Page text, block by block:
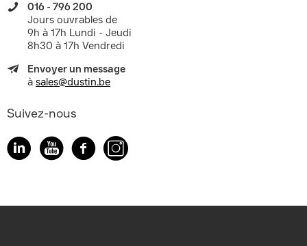
016 - 796 200
Jours ouvrables de
9h à 17h Lundi - Jeudi
8h30 à 17h Vendredi
Envoyer un message
à sales@dustin.be
Suivez-nous